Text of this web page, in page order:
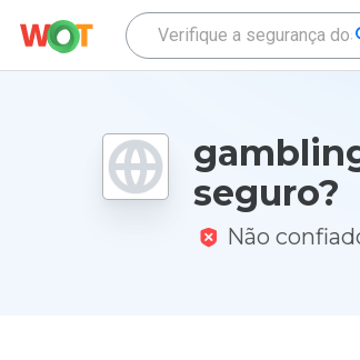
seguro?
Não